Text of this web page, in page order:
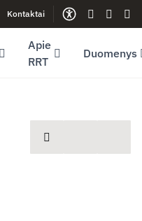
Kontaktai
Gestų
Apie
RRT
Duomenys
spausdinti